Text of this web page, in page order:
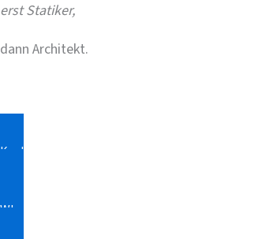
erst Statiker,
dann Architekt.
Kostenlose Ersteinschätzung
WhatsApp